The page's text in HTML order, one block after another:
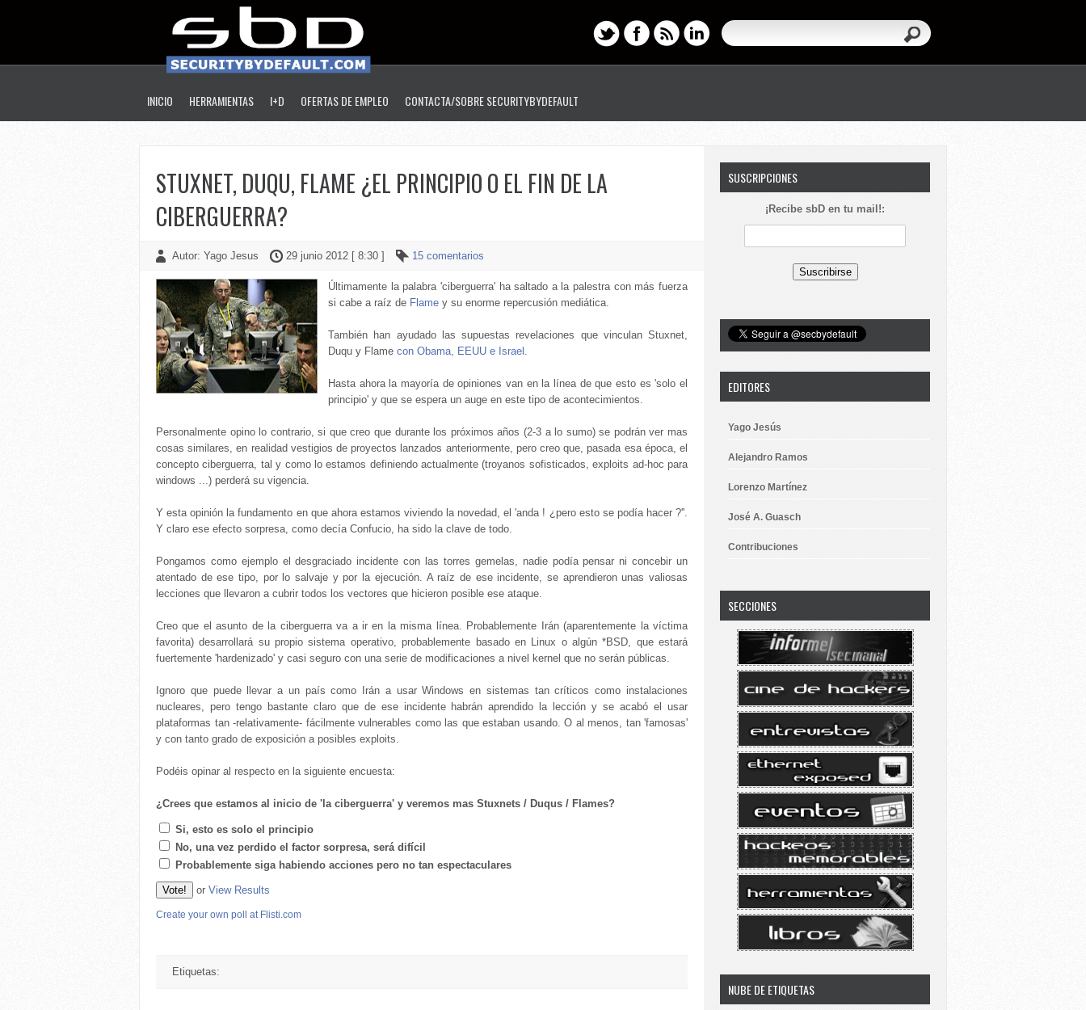
INICIO HERRAMIENTAS I+D OFERTAS DE EMPLEO CONTACTA/SOBRE SECURITYBYDEFAULT
STUXNET, DUQU, FLAME ¿EL PRINCIPIO O EL FIN DE LA
CIBERGUERRA?
Autor: Yago Jesus 29 junio 2012 [ 8:30 ] 15 comentarios
Últimamente la palabra 'ciberguerra' ha saltado a la palestra con más fuerza
si cabe a raíz de Flame y su enorme repercusión mediática.
También han ayudado las supuestas revelaciones que vinculan Stuxnet,
Duqu y Flame con Obama, EEUU e Israel .
Hasta ahora la mayoría de opiniones van en la línea de que esto es 'solo el
principio' y que se espera un auge en este tipo de acontecimientos.
Personalmente opino lo contrario, si que creo que durante los próximos años (2-3 a lo sumo) se podrán ver mas
cosas similares, en realidad vestigios de proyectos lanzados anteriormente, pero creo que, pasada esa época, el
concepto ciberguerra, tal y como lo estamos definiendo actualmente (troyanos sofisticados, exploits ad-hoc para
windows ...) perderá su vigencia.
Y esta opinión la fundamento en que ahora estamos viviendo la novedad, el 'anda ! ¿pero esto se podía hacer ?''.
Y claro ese efecto sorpresa, como decía Confucio, ha sido la clave de todo.
Pongamos como ejemplo el desgraciado incidente con las torres gemelas, nadie podía pensar ni concebir un
atentado de ese tipo, por lo salvaje y por la ejecución. A raíz de ese incidente, se aprendieron unas valiosas
lecciones que llevaron a cubrir todos los vectores que hicieron posible ese ataque.
Creo que el asunto de la ciberguerra va a ir en la misma línea. Probablemente Irán (aparentemente la víctima
favorita) desarrollará su propio sistema operativo, probablemente basado en Linux o algún *BSD, que estará
fuertemente 'hardenizado' y casi seguro con una serie de modificaciones a nivel kernel que no serán públicas.
Ignoro que puede llevar a un país como Irán a usar Windows en sistemas tan críticos como instalaciones
nucleares, pero tengo bastante claro que de ese incidente habrán aprendido la lección y se acabó el usar
plataformas tan -relativamente- fácilmente vulnerables como las que estaban usando. O al menos, tan 'famosas'
y con tanto grado de exposición a posibles exploits.
Podéis opinar al respecto en la siguiente encuesta:
¿Crees que estamos al inicio de 'la ciberguerra' y veremos mas Stuxnets / Duqus / Flames?
Si, esto es solo el principio
No, una vez perdido el factor sorpresa, será difícil
Probablemente siga habiendo acciones pero no tan espectaculares
or View Results
Create your own poll at Flisti.com
Etiquetas:
SUSCRIPCIONES
¡Recibe sbD en tu mail!:
EDITORES
Yago Jesús
Alejandro Ramos
Lorenzo Martínez
José A. Guasch
Contribuciones
SECCIONES
NUBE DE ETIQUETAS